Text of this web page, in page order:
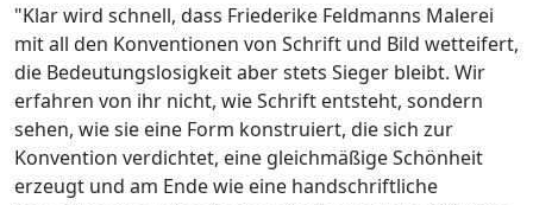
"Klar wird schnell, dass Friederike Feldmanns Malerei
mit all den Konventionen von Schrift und Bild wetteifert,
die Bedeutungslosigkeit aber stets Sieger bleibt. Wir
erfahren von ihr nicht, wie Schrift entsteht, sondern
sehen, wie sie eine Form konstruiert, die sich zur
Konvention verdichtet, eine gleichmäßige Schönheit
erzeugt und am Ende wie eine handschriftliche